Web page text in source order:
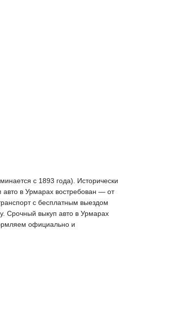
с 1893 года). Исторически
в Урмарах востребован — от
с бесплатным выездом
Срочный выкуп авто в Урмарах
официально и